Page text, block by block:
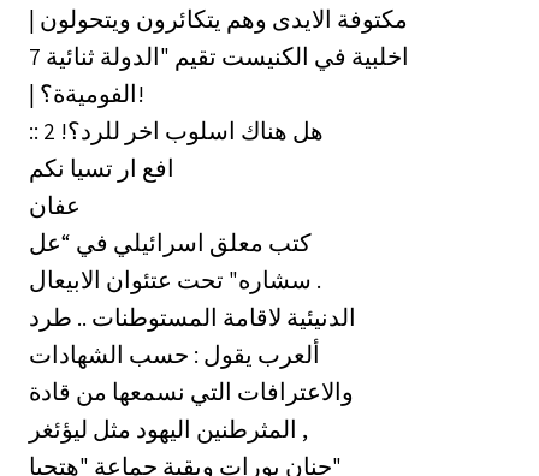
| مكتوفة الايدى وهم يتكائرون ويتحولون
7 اخلبية في الكنيست تقيم "الدولة ثنائية
| الفوميةة؟!
:: هل هناك اسلوب اخر للرد؟! 2
افع ار تسيا نكم
عفان
كتب معلق اسرائيلي في “عل
سشاره" تحت عتئوان الابيعال .
الدنيئية لاقامة المستوطنات .. طرد
ألعرب يقول : حسب الشهادات
والاعترافات التي نسمعها من قادة
المثرطنين اليهود مثل ليؤئغر ,
حنان بورات وبقية جماعة "هتحيا"